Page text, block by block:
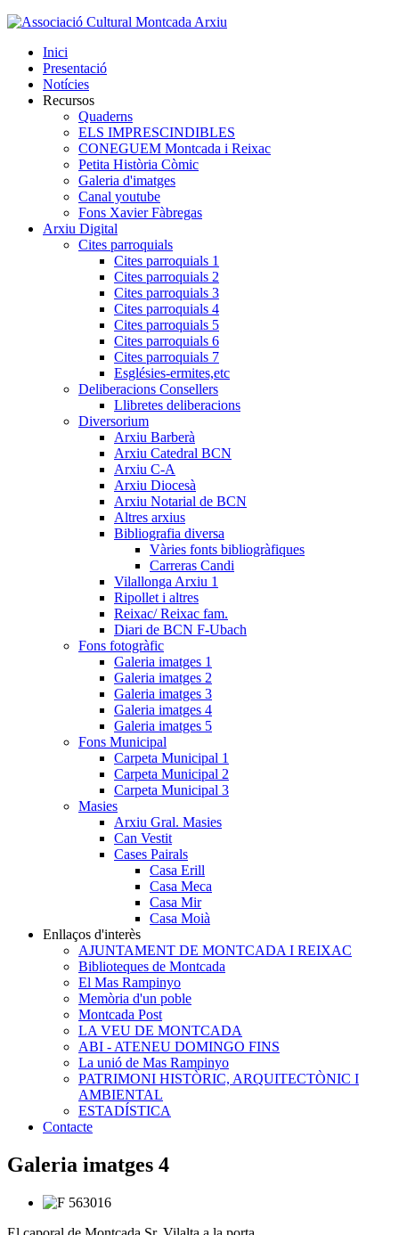
Inici
Presentació
Notícies
Recursos
Quaderns
ELS IMPRESCINDIBLES
CONEGUEM Montcada i Reixac
Petita Història Còmic
Galeria d'imatges
Canal youtube
Fons Xavier Fàbregas
Arxiu Digital
Cites parroquials
Cites parroquials 1
Cites parroquials 2
Cites parroquials 3
Cites parroquials 4
Cites parroquials 5
Cites parroquials 6
Cites parroquials 7
Esglésies-ermites,etc
Deliberacions Consellers
Llibretes deliberacions
Diversorium
Arxiu Barberà
Arxiu Catedral BCN
Arxiu C-A
Arxiu Diocesà
Arxiu Notarial de BCN
Altres arxius
Bibliografia diversa
Vàries fonts bibliogràfiques
Carreras Candi
Vilallonga Arxiu 1
Ripollet i altres
Reixac/ Reixac fam.
Diari de BCN F-Ubach
Fons fotogràfic
Galeria imatges 1
Galeria imatges 2
Galeria imatges 3
Galeria imatges 4
Galeria imatges 5
Fons Municipal
Carpeta Municipal 1
Carpeta Municipal 2
Carpeta Municipal 3
Masies
Arxiu Gral. Masies
Can Vestit
Cases Pairals
Casa Erill
Casa Meca
Casa Mir
Casa Moià
Enllaços d'interès
AJUNTAMENT DE MONTCADA I REIXAC
Biblioteques de Montcada
El Mas Rampinyo
Memòria d'un poble
Montcada Post
LA VEU DE MONTCADA
ABI - ATENEU DOMINGO FINS
La unió de Mas Rampinyo
PATRIMONI HISTÒRIC, ARQUITECTÒNIC I
AMBIENTAL
ESTADÍSTICA
Contacte
Galeria imatges 4